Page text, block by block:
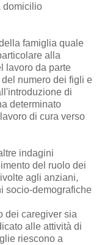
domicilio
famiglia quale
alla
lavoro da parte
numero dei figli e
di
determinato
di cura verso
indagini
del ruolo dei
agli anziani,
socio-demografiche
dei caregiver sia
alle attività di
riescono a